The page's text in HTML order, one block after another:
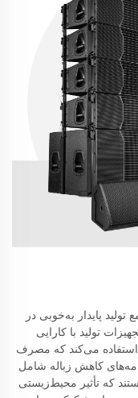
پایدار به‌خوبی در
تولید با کارایی
استفاده می‌کند که مصرف
کاهش زباله شامل
که تأثیر محیط‌زیستی